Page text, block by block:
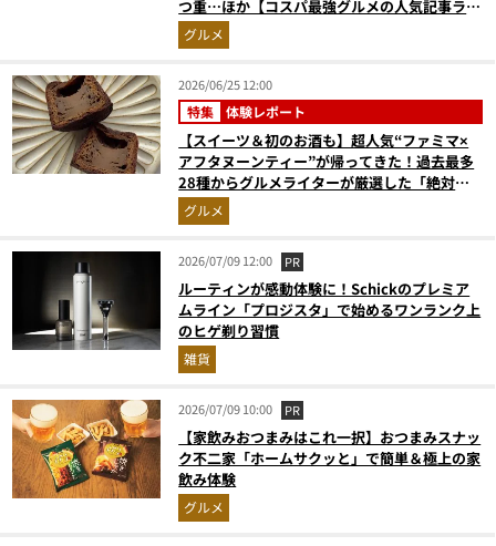
つ重…ほか【コスパ最強グルメの人気記事ラン
キングベスト3】（2026年5月版）
グルメ
2026/06/25 12:00
特集 体験レポート
【スイーツ＆初のお酒も】超人気“ファミマ×
アフタヌーンティー”が帰ってきた！過去最多
28種からグルメライターが厳選した「絶対買
いの5品」はコレ
グルメ
2026/07/09 12:00 PR
ルーティンが感動体験に！Schickのプレミア
ムライン「プロジスタ」で始めるワンランク上
のヒゲ剃り習慣
雑貨
2026/07/09 10:00 PR
【家飲みおつまみはこれ一択】おつまみスナッ
ク不二家「ホームサクッと」で簡単＆極上の家
飲み体験
グルメ